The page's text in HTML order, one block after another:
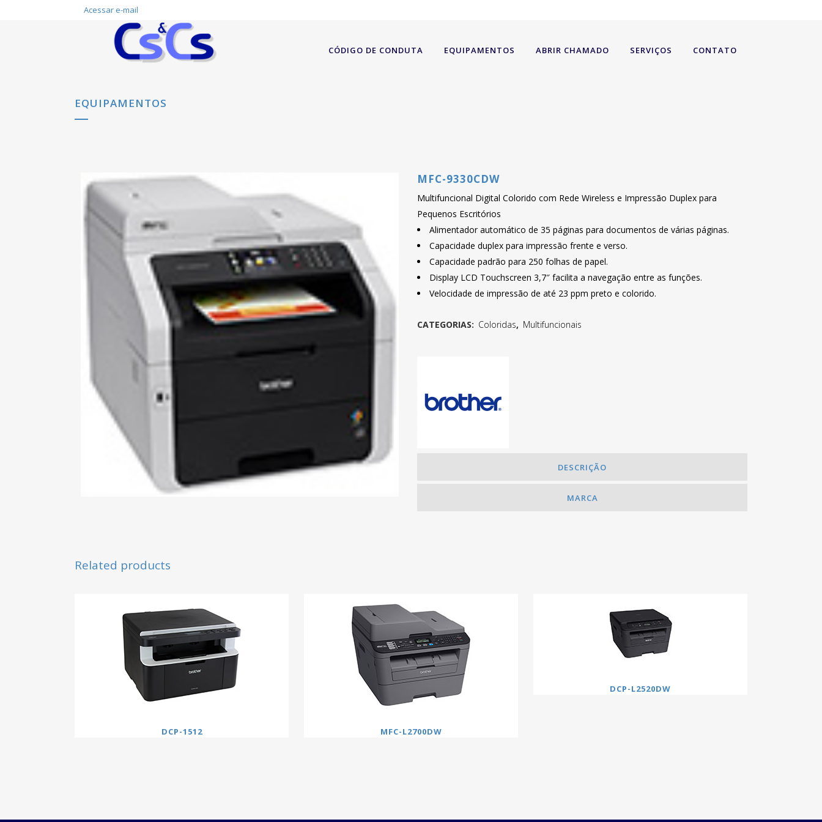
Acessar e-mail
CÓDIGO DE CONDUTA EQUIPAMENTOS ABRIR CHAMADO SERVIÇOS CONTATO
EQUIPAMENTOS
MFC-9330CDW
Multifuncional Digital Colorido com Rede Wireless e Impressão Duplex para
Pequenos Escritórios
Alimentador automático de 35 páginas para documentos de várias páginas.
Capacidade duplex para impressão frente e verso.
Capacidade padrão para 250 folhas de papel.
Display LCD Touchscreen 3,7″ facilita a navegação entre as funções.
Velocidade de impressão de até 23 ppm preto e colorido.
CATEGORIAS: Coloridas, Multifuncionais
DESCRIÇÃO
MARCA
Related products
DCP-1512 MFC-L2700DW
DCP-L2520DW